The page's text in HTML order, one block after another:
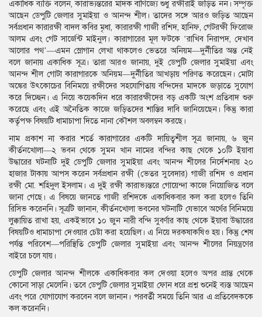
একাধিক ব্যক্তি বলেন, কারাভ্যন্তরের মাদক বাণিজ্যে শুধু রক্ষীরাই জড়িত নন। সম্পৃক্ত
আছেন ডেপুটি জেলার সুমাইয়া ও আনন্দ শীল। তাদের সঙ্গে আরও জড়িত আছেন
সর্বপ্রধান কারারক্ষী বাদল কবির মৃধা, কারারক্ষী গাজী রশিদ, হানিফ, গেটরক্ষী ফিরোজ
আলম এবং গেট সার্জেন্ট মাইনুল। কারাগারের মূল ফটকে ‘রাখিব নিরাপদ, দেখাব
আলোর পথ’—এমন স্লোগান লেখা থাকলেও ভেতরে অনিয়ম—দুর্নীতির অন্ত নেই
বলে জানায় একাধিক সূত্র। তারা আরও জানায়, দুই ডেপুটি জেলার সুমাইয়া এবং
আনন্দ শীল গোটা কারাগারকে অনিয়ম—দুর্নীতির আখড়ায় পরিণত করেছেন। মোটা
অঙ্কের উৎকোচের বিনিময়ে রক্ষীদের সহযোগিতায় বন্দিদের মাদকে জড়াতে সুযোগ
করে দিচ্ছেন। এ নিয়ে কয়েকদিন ধরে কারারক্ষীদের বড় একটি অংশ প্রতিবাদ শুরু
করেছে এবং এই অনৈতিক কাজে জড়িতদের শাস্তির দাবি জানিয়েছেন। কিন্তু কারা
কর্তৃপক্ষ বিষয়টি ধামাচাপা দিতে নানা কৌশল অবলম্বন করছে।
নাম প্রকাশ না করার শর্তে কারাগারের একটি দায়িত্বশীল সূত্র জানায়, ৬ জুন
কীর্তনখোলা—২ ভবন থেকে সুমন খান নামের বন্দির কাছ থেকে ১০টি ইয়াবা
উদ্ধারের ঘটনাটি দুই ডেপুটি জেলার সুমাইয়া এবং আনন্দ শীলের নির্দেশনায় ২০
হাজার টাকায় আপস করেন সর্বপ্রধান রক্ষী (ভেতর সুবেদার) গাজী রশিদ ও প্রধান
রক্ষী মো. শহিদুল ইসলাম। এ দুই রক্ষী কারাভ্যন্তরে গোয়েন্দা কাজে নিয়োজিত বলে
জানা গেছে। এ বিষয়ে জানতে গাজী রশিদকে একাধিকবার কল করা হলেও তিনি
রিসিভ করেননি। সূত্রটি জানান, কীর্তনখোলা ভবনের ঘটনাটি যেভাবে অর্থের বিনিময়ে
লুক্কায়িত রাখা হয়, একইভাবে ১০ জুন নারী বন্দি সুবর্ণার কাছ থেকে ইয়াবা উদ্ধারের
বিষয়টিও ধামাচাপা দেওয়ার চেষ্টা করা হয়েছিল। এ নিয়ে দরকষাকষিও হয়। কিন্তু শেষ
পর্যন্ত পরিবেশ—পরিস্থিতি ডেপুটি জেলার সুমাইয়া এবং আনন্দ শীলের নিয়ন্ত্রণের
বাইরে চলে যায়।
ডেপুটি জেলার আনন্দ শীলকে একাধিকবার কল দেওয়া হলেও অপর প্রান্ত থেকে
কোনো সাড়া মেলেনি। তবে ডেপুটি জেলার সুমাইয়া ফোন ধরে প্রশ্ন শুনেই ব্যস্ত আছেন
এবং পরে যোগাযোগ করবেন বলে জানান। পরবর্তী সময়ে তিনি আর এ প্রতিবেদককে
কল করেননি।